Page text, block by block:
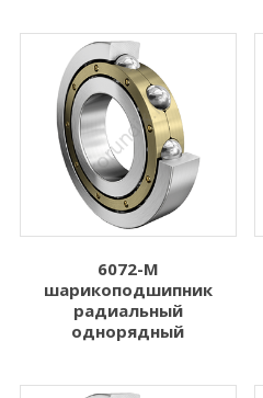
Показать больше
Ширина B (мм)
1.000
2.500
3.000
3.500
4.000
6072-M
шарикоподшипник
радиальный
однорядный